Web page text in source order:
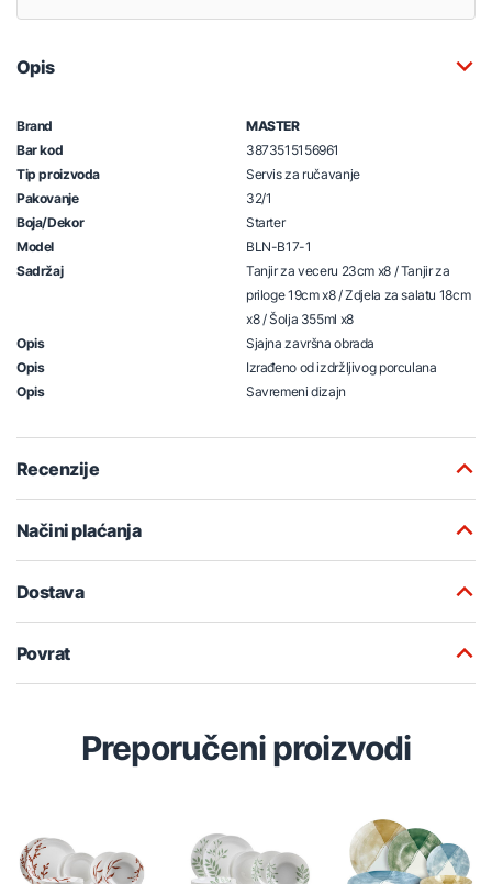
Opis
Brand
MASTER
Bar kod
3873515156961
Tip proizvoda
Servis za ručavanje
Pakovanje
32/1
Boja/Dekor
Starter
Model
BLN-B17-1
Sadržaj
Tanjir za veceru 23cm x8 / Tanjir za
priloge 19cm x8 / Zdjela za salatu 18cm
x8 / Šolja 355ml x8
Opis
Sjajna završna obrada
Opis
Izrađeno od izdržljivog porculana
Opis
Savremeni dizajn
Recenzije
Načini plaćanja
Dostava
Povrat
Preporučeni proizvodi